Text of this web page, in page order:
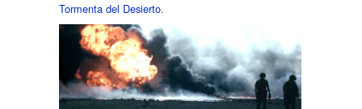
Tormenta del Desierto.